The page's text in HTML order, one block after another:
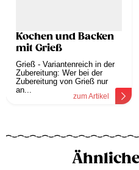
Kochen und Backen
mit Grieß
Grieß - Variantenreich in der
Zubereitung: Wer bei der
Zubereitung von Grieß nur
an...
zum Artikel